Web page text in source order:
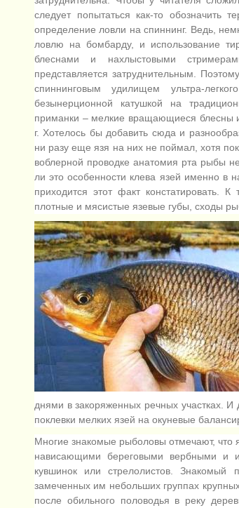
следует попытаться как-то
определение ловли на спиннинг. Ведь,
ловлю на бомбарду, и использование
блеснами и нахлыстовыми
представляется затруднительным.
спиннинговым удилищем ультра-
безынерционной катушкой на
приманки – мелкие вращающиеся блесны
г. Хотелось бы добавить сюда и
ни разу еще язя на них не поймал, хотя
воблерной проводке анатомия рта рыбы
ли это особенности клева язей именно
приходится этот факт констатировать.
плотные и мясистые язевые губы, сходы
днями в закоряженных речных участках.
поклевки мелких язей на окуневые
Многие знакомые рыболовы отмечают, что
нависающими береговыми вербными и
кувшинок или стрелолистов.
замеченных им небольших группах
после обильного половодья в реку